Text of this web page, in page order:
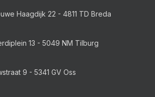
Haagdijk 22 - 4811 TD Breda
13 - 5049 NM Tilburg
9 - 5341 GV Oss